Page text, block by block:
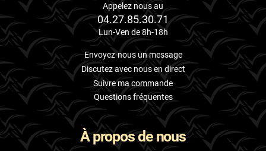
Santana
Saturn
Scania
Scion
Seat
Skoda
Appelez nous au
04.27.85.30.71
Lun-Ven de 8h-18h
Envoyez-nous un message
Discutez avec nous en direct
Suivre ma commande
Questions fréquentes
À propos de nous